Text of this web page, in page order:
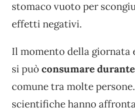
stomaco vuoto per
effetti negativi.
Il momento della giornata
si puòconsumare
comune tra molte
scientifiche hanno